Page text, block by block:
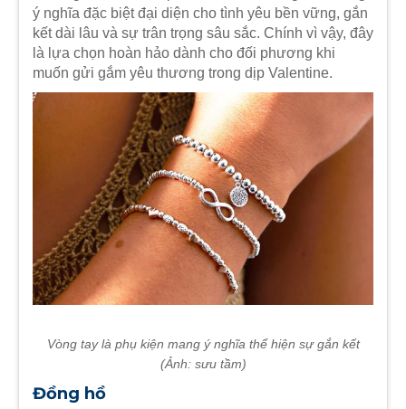
ý nghĩa đặc biệt đại diện cho tình yêu bền vững, gắn
kết dài lâu và sự trân trọng sâu sắc. Chính vì vậy, đây
là lựa chọn hoàn hảo dành cho đối phương khi
muốn gửi gắm yêu thương trong dịp Valentine.
Vòng tay là phụ kiện mang ý nghĩa thể hiện sự gắn kết
(Ảnh: sưu tầm)
Đồng hồ